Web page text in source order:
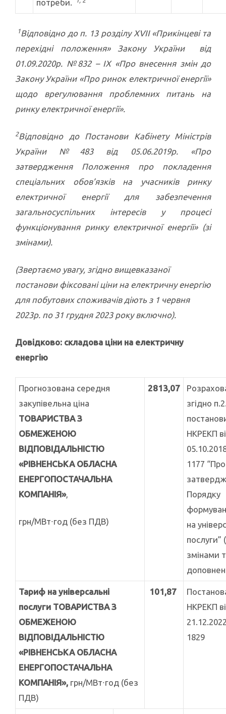
потреби.
1Відповідно до п. 13 розділу XVII«Прикінцеві та
перехідні положення» Закону України від
01.09.2020р. №832 – IX«Про внесення змін до
Закону України «Про ринок електричної енергії»
щодо врегулювання проблемних питань на
ринку електричної енергії».
2Відповідно до Постанови Кабінету Міністрів
України №483 від 05.06.2019р. «Про
затвердження Положення про покладення
спеціальних обов’язків на учасників ринку
електричної енергії для забезпечення
загальносуспільних інтересів у процесі
функціонування ринку електричної енергії» (зі
змінами).
(Звертаємо увагу, згідно вищевказаної
постанови фіксовані ціни на електричну енергію
для побутових споживачів діють з 1 червня
2023р. по 31 грудня 2023 року включно).
Довідково: складова ціни на електричну
енергію
Прогнозована середня
закупівельна ціна
ТОВАРИСТВА З
ОБМЕЖЕНОЮ
ВІДПОВІДАЛЬНІСТЮ
«РІВНЕНСЬКА ОБЛАСНА
ЕНЕРГОПОСТАЧАЛЬНА
КОМПАНІЯ»,
грн/МВт∙год (без ПДВ)
2813,07
згідно
НКРЕКП
1177 “Про
Порядку
на
послуги”
змінами
Тариф на універсальні
послуги ТОВАРИСТВА З
ОБМЕЖЕНОЮ
ВІДПОВІДАЛЬНІСТЮ
«РІВНЕНСЬКА ОБЛАСНА
ЕНЕРГОПОСТАЧАЛЬНА
КОМПАНІЯ», грн/МВт∙год (без
ПДВ)
101,87
НКРЕКП
1829